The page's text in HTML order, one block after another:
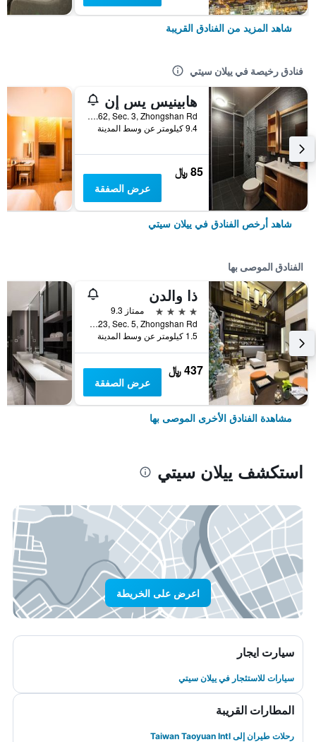
شاهد المزيد من الفنادق القريبة
فنادق رخيصة في ييلان سيتي
هابينيس يس إن
No.62, Sec. 3, Zhongshan Rd, ييلان سيتي, تايوان
9.4 كيلومتر عن وسط المدينة
85 ﷼
عرض الصفقة
شاهد أرخص الفنادق في ييلان سيتي
الفنادق الموصى بها
ذا والدن
4 نجوم
ممتاز 9.3
No.123, Sec. 5, Zhongshan Rd., ييلان سيتي, تايوان
1.5 كيلومتر عن وسط المدينة
437 ﷼
عرض الصفقة
مشاهدة الفنادق الأخرى الموصى بها
استكشف ييلان سيتي
اعرض على الخريطة
سيارت ايجار
سيارات للاستئجار في ييلان سيتي
المطارات القريبة
رحلات طيران إلى Taiwan Taoyuan Intl